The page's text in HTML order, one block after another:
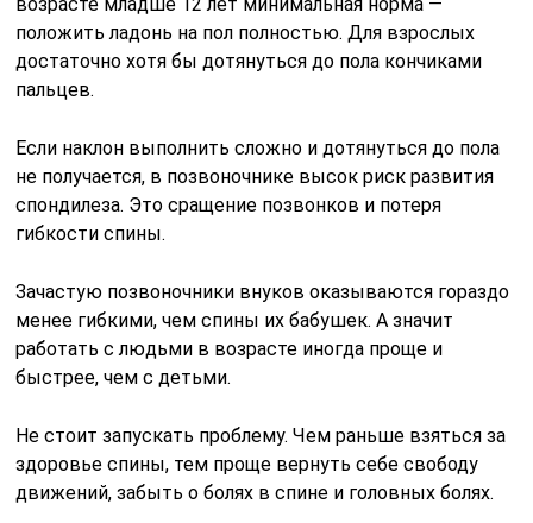
положить ладонь на пол полностью. Для взрослых
достаточно хотя бы дотянуться до пола кончиками
пальцев.
Если наклон выполнить сложно и дотянуться до пола
не получается, в позвоночнике высок риск развития
спондилеза. Это сращение позвонков и потеря
гибкости спины.
Зачастую позвоночники внуков оказываются гораздо
менее гибкими, чем спины их бабушек. А значит
работать с людьми в возрасте иногда проще и
быстрее, чем с детьми.
Не стоит запускать проблему. Чем раньше взяться за
здоровье спины, тем проще вернуть себе свободу
движений, забыть о болях в спине и головных болях.